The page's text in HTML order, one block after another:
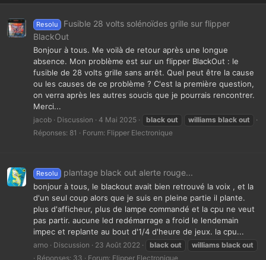
Resolu
Fusible 28 volts solénoïdes grille sur flipper
BlackOut
Bonjour à tous. Me voilà de retour après une longue
absence. Mon problème est sur un flipper BlackOut : le
fusible de 28 volts grille sans arrêt. Quel peut être la cause
ou les causes de ce problème ? C'est la première question,
on verra après les autres soucis que je pourrais rencontrer.
Merci...
jacob Discussion 4 Mai 2025 black out williams black out
Réponses: 81
Forum: Flipper Electronique
Resolu plantage black out alerte rouge...
bonjour à tous, le blackout avait bien retrouvé la voix , et la
d'un seul coup alors que je suis en pleine partie il plante.
plus d'afficheur, plus de lampe commandé et la cpu ne veut
pas partir. aucune led redémarrage a froid le lendemain
impec et replante au bout d'1/4 d'heure de jeux. la cpu...
arno Discussion 23 Août 2022 black out williams black out
Réponses: 33
Forum: Flipper Electronique